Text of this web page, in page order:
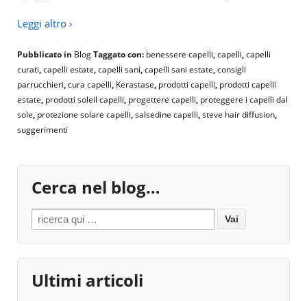
Leggi altro ›
Pubblicato in BlogTaggato con: benessere capelli,capelli,capelli
curati,capelli estate,capelli sani,capelli sani estate,consigli
parrucchieri,cura capelli, Kerastase, prodotti capelli, prodotti capelli
estate, prodotti soleil capelli, progettere capelli, proteggere i capelli dal
sole, protezione solare capelli,salsedine capelli,steve hair diffusion,
suggerimenti
Cerca nel blog…
Search for:
Ultimi articoli